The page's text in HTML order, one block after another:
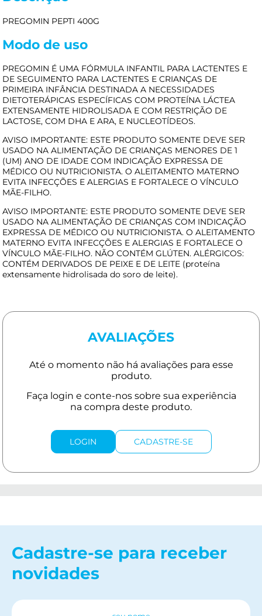
PREGOMIN PEPTI 400G
Modo de uso
PREGOMIN É UMA FÓRMULA INFANTIL PARA LACTENTES E
DE SEGUIMENTO PARA LACTENTES E CRIANÇAS DE
PRIMEIRA INFÂNCIA DESTINADA A NECESSIDADES
DIETOTERÁPICAS ESPECÍFICAS COM PROTEÍNA LÁCTEA
EXTENSAMENTE HIDROLISADA E COM RESTRIÇÃO DE
LACTOSE, COM DHA E ARA, E NUCLEOTÍDEOS.
AVISO IMPORTANTE: ESTE PRODUTO SOMENTE DEVE SER
USADO NA ALIMENTAÇÃO DE CRIANÇAS MENORES DE 1
(UM) ANO DE IDADE COM INDICAÇÃO EXPRESSA DE
MÉDICO OU NUTRICIONISTA. O ALEITAMENTO MATERNO
EVITA INFECÇÕES E ALERGIAS E FORTALECE O VÍNCULO
MÃE-FILHO.
AVISO IMPORTANTE: ESTE PRODUTO SOMENTE DEVE SER
USADO NA ALIMENTAÇÃO DE CRIANÇAS COM INDICAÇÃO
EXPRESSA DE MÉDICO OU NUTRICIONISTA. O ALEITAMENTO
MATERNO EVITA INFECÇÕES E ALERGIAS E FORTALECE O
VÍNCULO MÃE-FILHO. NÃO CONTÉM GLÚTEN. ALÉRGICOS:
CONTÉM DERIVADOS DE PEIXE E DE LEITE (proteína
extensamente hidrolisada do soro de leite).
AVALIAÇÕES
LOGIN CADASTRE-SE
Cadastre-se para receber
novidades